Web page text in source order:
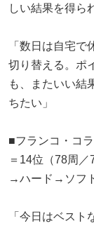
しい結果を得ら
「数日は自宅
切り替える。ポ
も、またいい結
ちたい」
■フランコ・コ
＝14位（78周
→ハード→ソフ
「今日はベス